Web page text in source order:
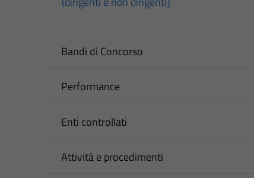
Bandi di Concorso
Performance
Enti controllati
Attività e procedimenti